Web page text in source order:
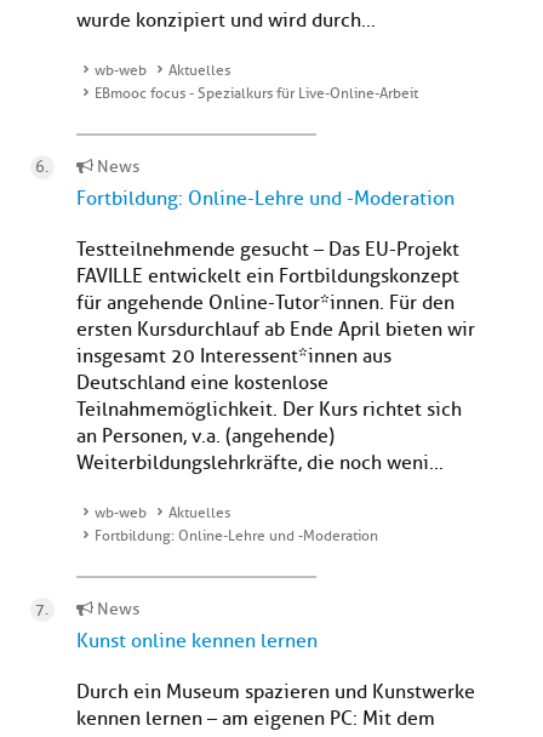
wurde konzipiert und wird durch...
wb-web
Aktuelles
EBmooc focus - Spezialkurs für Live-Online-Arbeit
News
Fortbildung: Online-Lehre und -Moderation
Testteilnehmende gesucht – Das EU-Projekt
FAVILLE entwickelt ein Fortbildungskonzept
für angehende Online-Tutor*innen. Für den
ersten Kursdurchlauf ab Ende April bieten wir
insgesamt 20 Interessent*innen aus
Deutschland eine kostenlose
Teilnahmemöglichkeit. Der Kurs richtet sich
an Personen, v.a. (angehende)
Weiterbildungslehrkräfte, die noch weni...
wb-web
Aktuelles
Fortbildung: Online-Lehre und -Moderation
News
Kunst online kennen lernen
Durch ein Museum spazieren und Kunstwerke
kennen lernen – am eigenen PC: Mit dem